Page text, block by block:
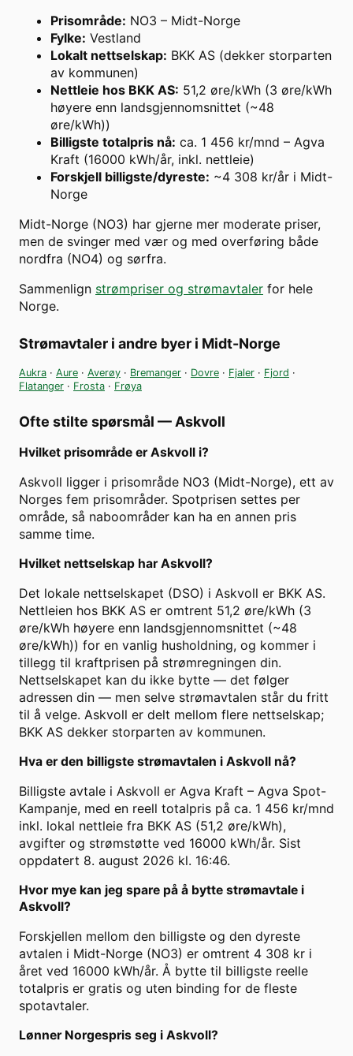
Prisområde: NO3 – Midt-Norge
Fylke: Vestland
Lokalt nettselskap: BKK AS (dekker storparten
av kommunen)
Nettleie hos BKK AS: 51,2 øre/kWh (3 øre/kWh
høyere enn landsgjennomsnittet (~48
øre/kWh))
Billigste totalpris nå: ca. 1 456 kr/mnd – Agva
Kraft (16000 kWh/år, inkl. nettleie)
Forskjell billigste/dyreste: ~4 308 kr/år i Midt-
Norge
Midt-Norge (NO3) har gjerne mer moderate priser,
men de svinger med vær og med overføring både
nordfra (NO4) og sørfra.
Sammenlign strømpriser og strømavtaler for hele
Norge.
Strømavtaler i andre byer i Midt-Norge
Aukra · Aure · Averøy · Bremanger · Dovre · Fjaler · Fjord ·
Flatanger · Frosta · Frøya
Ofte stilte spørsmål — Askvoll
Hvilket prisområde er Askvoll i?
Askvoll ligger i prisområde NO3 (Midt-Norge), ett av
Norges fem prisområder. Spotprisen settes per
område, så naboområder kan ha en annen pris
samme time.
Hvilket nettselskap har Askvoll?
Det lokale nettselskapet (DSO) i Askvoll er BKK AS.
Nettleien hos BKK AS er omtrent 51,2 øre/kWh (3
øre/kWh høyere enn landsgjennomsnittet (~48
øre/kWh)) for en vanlig husholdning, og kommer i
tillegg til kraftprisen på strømregningen din.
Nettselskapet kan du ikke bytte — det følger
adressen din — men selve strømavtalen står du fritt
til å velge. Askvoll er delt mellom flere nettselskap;
BKK AS dekker storparten av kommunen.
Hva er den billigste strømavtalen i Askvoll nå?
Billigste avtale i Askvoll er Agva Kraft – Agva Spot-
Kampanje, med en reell totalpris på ca. 1 456 kr/mnd
inkl. lokal nettleie fra BKK AS (51,2 øre/kWh),
avgifter og strømstøtte ved 16000 kWh/år. Sist
oppdatert 8. august 2026 kl. 16:46.
Hvor mye kan jeg spare på å bytte strømavtale i
Askvoll?
Forskjellen mellom den billigste og den dyreste
avtalen i Midt-Norge (NO3) er omtrent 4 308 kr i
året ved 16000 kWh/år. Å bytte til billigste reelle
totalpris er gratis og uten binding for de fleste
spotavtaler.
Lønner Norgespris seg i Askvoll?